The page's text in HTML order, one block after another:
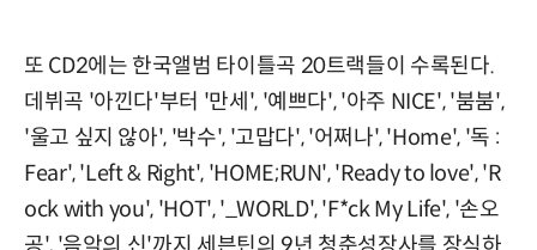
또 CD2에는 한국앨범 타이틀곡 20트랙들이 수록된다.
데뷔곡 '아낀다'부터 '만세', '예쁘다', '아주 NICE', '붐붐',
'울고 싶지 않아', '박수', '고맙다', '어쩌나', 'Home', '독 :
Fear', 'Left & Right', 'HOME;RUN', 'Ready to love', 'R
ock with you', 'HOT', '_WORLD', 'F*ck My Life', '손오